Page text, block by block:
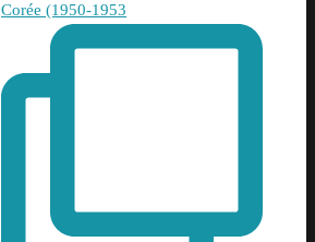
Corée (1950-1953